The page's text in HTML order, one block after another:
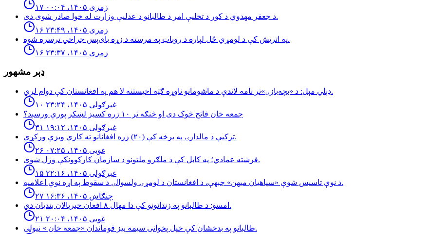
۱۷ زمری ۱۴۰۵، ۰۰:۰۴
د جعفر مهدوي د کور د تخلیې امر د طالبانو د عدلیې وزارت له خوا صادر شوی دی.
۱۶ زمری ۱۴۰۵، ۲۳:۴۹
په اتریش کې د لومړي ځل لپاره د روباټ په مرسته د زړه بای‌پس جراحي ترسره شوه.
۱۶ زمری ۱۴۰۵، ۲۳:۳۷
ډېر مشهور
ډېلي مېل: د «بچه‌بازۍ»تر نامه لاندې د ماشومانو ناوړه ګټه اخیستنه لا هم په افغانستان کې دوام لري.
۱۰ غبرګولی ۱۴۰۵، ۲۳:۲۴
جمعه خان فاتح څوک دی او څنګه تر ۱۰ زره کسیز لښکر پورې ورسېد؟
۳۱ غبرګولی ۱۴۰۵، ۱۹:۱۲
تركيې د مالدارۍ په برخه كې (٢٠) زره افغانانو ته كاري ويزې وركړې.
۲۶ غویی ۱۴۰۵، ۰۷:۲۵
فرشته عمادي؛ په کابل کې د ملګرو ملتونو د سازمان کارکوونکې وژل شوې.
۱۵ غبرګولی ۱۴۰۵، ۲۲:۱۶
د نوې تاسیس شوې «سپاهیان میهن» جبهې، د افغانستان د لومړۍ ولسوالۍ د سقوط په اړه نوې اعلامیه.
۲۷ چنګاښ ۱۴۰۵، ۱۶:۳۶
امسو: د طالبانو په زندانونو كې دا مهال ٨ افغان خبريالان بنديان دي.
۲۱ غویی ۱۴۰۵، ۲۰:۰۴
طالبانو په بدخشان كې خپل پخوانى سيمه ييز قوماندان «جمعه خان » نيولى.